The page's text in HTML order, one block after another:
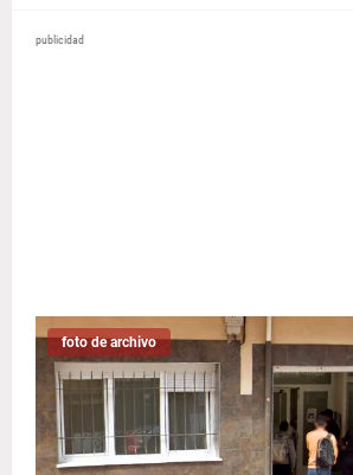
publicidad
foto de archivo